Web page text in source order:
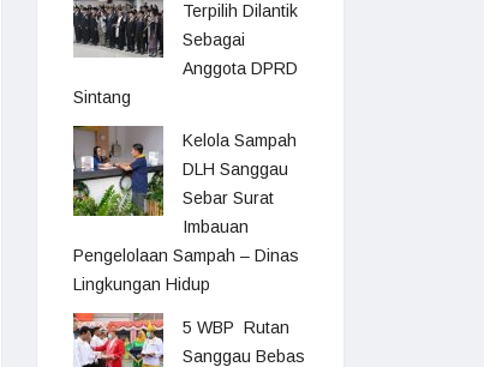
Terpilih Dilantik
Sebagai
Anggota DPRD
Sintang
Kelola Sampah
DLH Sanggau
Sebar Surat
Imbauan
Pengelolaan Sampah – Dinas
Lingkungan Hidup
5 WBP Rutan
Sanggau Bebas